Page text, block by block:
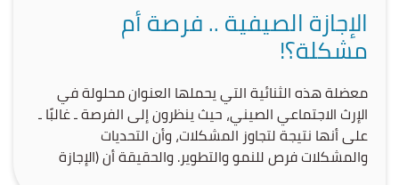
الإجازة الصيفية .. فرصة أم
مشكلة؟!
معضلة هذه الثنائية التي يحملها العنوان محلولة في
الإرث الاجتماعي الصيني، حيث ينظرون إلى الفرصة ـ غالبًا ـ
على أنها نتيجة لتجاوز المشكلات، وأن التحديات
والمشكلات فرص للنمو والتطوير. والحقيقة أن (الإجازة